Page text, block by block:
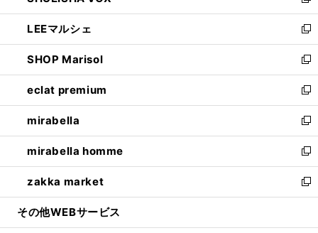
開
く
ウ
で
開
く
ン
ド
ウ
で
開
く
ウ
ィ
ン
ド
ウ
で
開
く
し
い
ウ
ィ
ン
ド
ウ
で
開
く
LEEマルシェ
新
し
い
ウ
ィ
ン
ド
ウ
で
開
く
SHOP Marisol
新
し
い
ウ
ィ
ン
ド
ウ
で
開
eclat premium
新
し
い
ウ
ィ
ン
ド
ウ
開
mirabella
新
し
い
ウ
ィ
ン
ウ
mirabella homme
新
し
い
ウ
ン
zakka market
新
し
ウ
その他WEBサービス